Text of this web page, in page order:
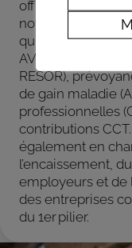
offre de services
notamment via
qui regroupe
AVS/AI/APG,
RESOR),
de gain maladie
professionnelles
contributions
également en
l’encaissement,
employeurs et de
des entreprises
du 1er pilier.